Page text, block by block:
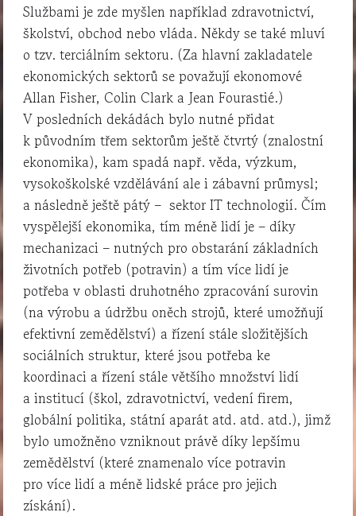
Službami je zde myšlen například zdravotnictví,
školství, obchod nebo vláda. Někdy se také mluví
o tzv. terciálním sektoru. (Za hlavní zakladatele
ekonomických sektorů se považují ekonomové
Allan Fisher, Colin Clark a Jean Fourastié.)
V posledních dekádách bylo nutné přidat
k původním třem sektorům ještě čtvrtý (znalostní
ekonomika), kam spadá např. věda, výzkum,
vysokoškolské vzdělávání ale i zábavní průmysl;
a následně ještě pátý – sektor IT technologií. Čím
vyspělejší ekonomika, tím méně lidí je – díky
mechanizaci – nutných pro obstarání základních
životních potřeb (potravin) a tím více lidí je
potřeba v oblasti druhotného zpracování surovin
(na výrobu a údržbu oněch strojů, které umožňují
efektivní zemědělství) a řízení stále složitějších
sociálních struktur, které jsou potřeba ke
koordinaci a řízení stále většího množství lidí
a institucí (škol, zdravotnictví, vedení firem,
globální politika, státní aparát atd. atd. atd.), jimž
bylo umožněno vzniknout právě díky lepšímu
zemědělství (které znamenalo více potravin
pro více lidí a méně lidské práce pro jejich
získání).